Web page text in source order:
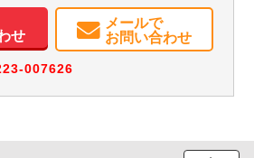
せ
メールで
お問い合わせ
007626